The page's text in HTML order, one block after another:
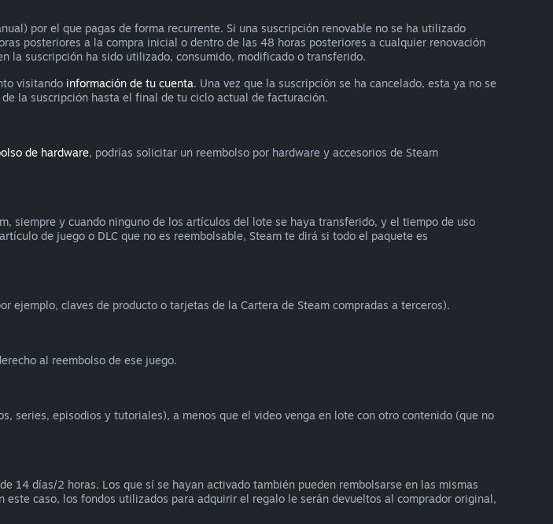
por el que pagas de forma recurrente. Si una suscripción renovable no se ha utilizado
posteriores a la compra inicial o dentro de las 48 horas posteriores a cualquier renovación
la suscripción ha sido utilizado, consumido, modificado o transferido.
visitando información de tu cuenta. Una vez que la suscripción se ha cancelado, esta ya no se
la suscripción hasta el final de tu ciclo actual de facturación.
de hardware, podrías solicitar un reembolso por hardware y accesorios de Steam
siempre y cuando ninguno de los artículos del lote se haya transferido, y el tiempo de uso
de juego o DLC que no es reembolsable, Steam te dirá si todo el paquete es
ejemplo, claves de producto o tarjetas de la Cartera de Steam compradas a terceros).
al reembolso de ese juego.
series, episodios y tutoriales), a menos que el video venga en lote con otro contenido (que no
14 días/2 horas. Los que sí se hayan activado también pueden rembolsarse en las mismas
caso, los fondos utilizados para adquirir el regalo le serán devueltos al comprador original,